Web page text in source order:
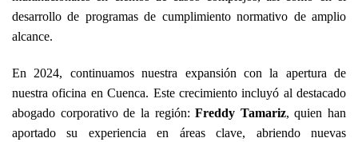
desarrollo de programas de cumplimiento normativo de amplio
alcance.
En 2024, continuamos nuestra expansión con la apertura de
nuestra oficina en Cuenca. Este crecimiento incluyó al destacado
abogado corporativo de la región:Freddy Tamariz, quien han
aportado su experiencia en áreas clave, abriendo nuevas